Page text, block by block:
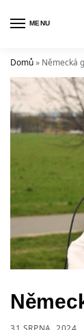
MENU
Domů» Německá